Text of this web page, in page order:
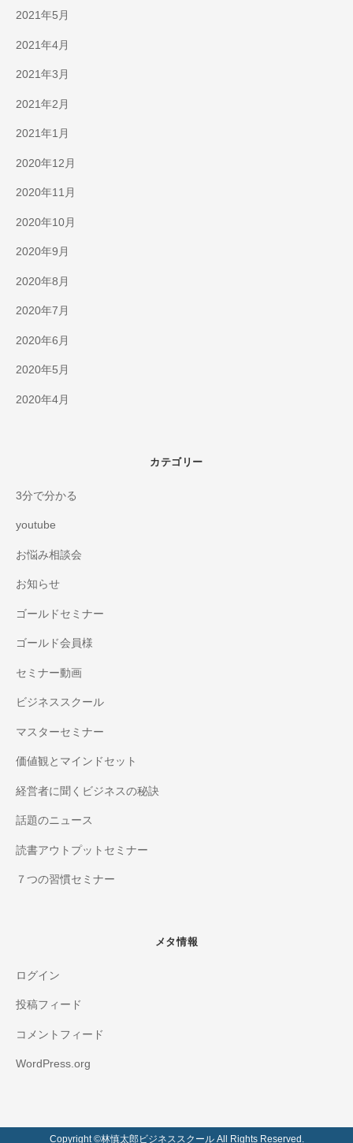
2021年5月
2021年4月
2021年3月
2021年2月
2021年1月
2020年12月
2020年11月
2020年10月
2020年9月
2020年8月
2020年7月
2020年6月
2020年5月
2020年4月
カテゴリー
3分で分かる
youtube
お悩み相談会
お知らせ
ゴールドセミナー
ゴールド会員様
セミナー動画
ビジネススクール
マスターセミナー
価値観とマインドセット
経営者に聞くビジネスの秘訣
話題のニュース
読書アウトプットセミナー
７つの習慣セミナー
メタ情報
ログイン
投稿フィード
コメントフィード
WordPress.org
Copyright ©️林慎太郎ビジネススクール All Rights Reserved.